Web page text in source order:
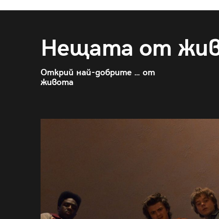
Нещата от
Открий най-добрите … от
живота